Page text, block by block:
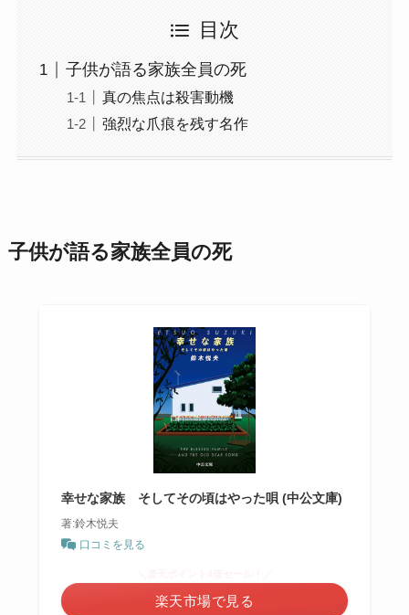
目次
子供が語る家族全員の死
真の焦点は殺害動機
強烈な爪痕を残す名作
子供が語る家族全員の死
幸せな家族 そしてその頃はやった唄 (中公文庫)
著:鈴木悦夫
口コミを見る
楽天市場で見る